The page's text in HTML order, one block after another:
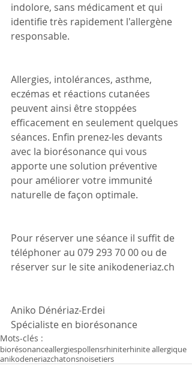
indolore, sans médicament et qui
identifie très rapidement l'allergène
responsable.
Allergies, intolérances, asthme,
eczémas et réactions cutanées
peuvent ainsi être stoppées
efficacement en seulement quelques
séances. Enfin prenez-les devants
avec la biorésonance qui vous
apporte une solution préventive
pour améliorer votre immunité
naturelle de façon optimale.
Pour réserver une séance il suffit de
téléphoner au 079 293 70 00 ou de
réserver sur le site anikodeneriaz.ch
Aniko Dénériaz-Erdei
Spécialiste en biorésonance
Mots-clés :
biorésonanceallergiespollensrhiniterhinite allergique
anikodeneriazchatonsnoisetiers